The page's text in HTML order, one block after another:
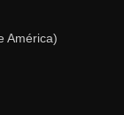
América)